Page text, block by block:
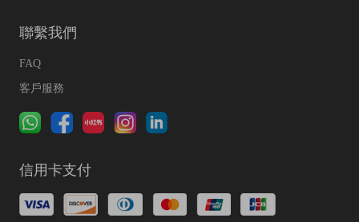
聯繫我們
FAQ
客戶服務
信用卡支付